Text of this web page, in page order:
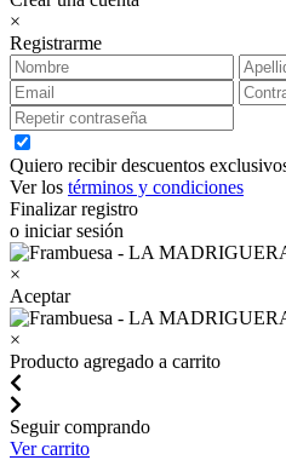
×
Registrarme
Quiero recibir descuentos
Ver los términos y condiciones
Finalizar registro
o iniciar sesión
×
Aceptar
×
Producto agregado a carrito
Seguir comprando
Ver carrito